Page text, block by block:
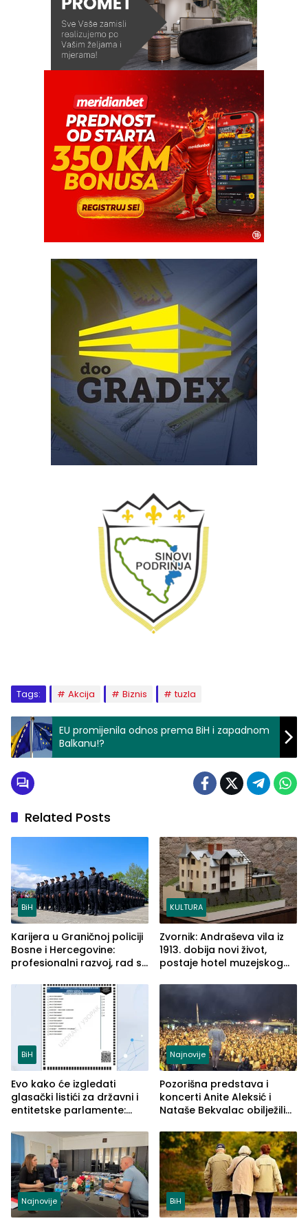
Tags: Akcija Biznis tuzla
EU promijenila odnos prema BiH i zapadnom
Balkanu!?
Related Posts
BiH
Karijera u Graničnoj policiji
Bosne i Hercegovine:
profesionalni razvoj, rad sa
služba građanima
KULTURA
Zvornik: Andraševa vila iz
1913. dobija novi život,
postaje hotel muzejskog
BiH
Evo kako će izgledati
glasački listići za državni i
entitetske parlamente:
vidljive na njima
Najnovije
Pozorišna predstava i
koncerti Anite Aleksić i
Nataše Bekvalac obilježili
ljeta (FOTO)
Najnovije BiH